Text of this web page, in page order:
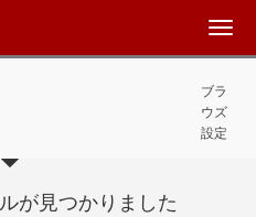
ブラ
ウズ
設定
が見つかりました